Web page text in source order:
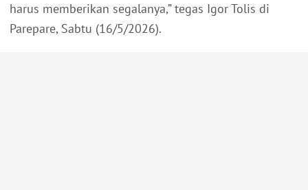
harus memberikan segalanya,” tegas Igor Tolis di
Parepare, Sabtu (16/5/2026).